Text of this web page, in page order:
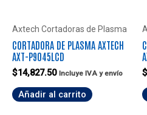
Axtech Cortadoras de Plasma
CORTADORA DE PLASMA AXTECH
AXT-P9045LCD
$14,827.50 Incluye IVA y envío
Añadir al carrito
$